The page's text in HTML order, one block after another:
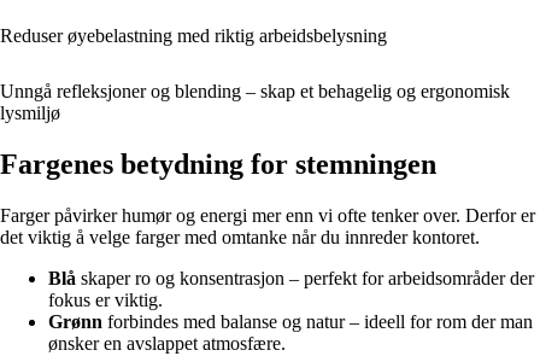
Reduser øyebelastning med riktig arbeidsbelysning
Unngå refleksjoner og blending – skap et behagelig og ergonomisk
lysmiljø
Fargenes betydning for stemningen
Farger påvirker humør og energi mer enn vi ofte tenker over. Derfor er
det viktig å velge farger med omtanke når du innreder kontoret.
Blå skaper ro og konsentrasjon – perfekt for arbeidsområder der
fokus er viktig.
Grønn forbindes med balanse og natur – ideell for rom der man
ønsker en avslappet atmosfære.